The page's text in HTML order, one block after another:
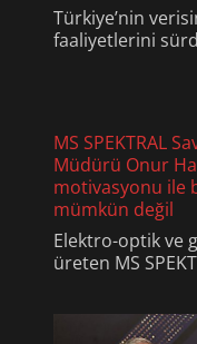
Türkiye’nin
faaliyetlerini
MS SPEKTRAL
Müdürü Onur
motivasyonu ile
mümkün değil
Elektro-optik ve
üreten MS